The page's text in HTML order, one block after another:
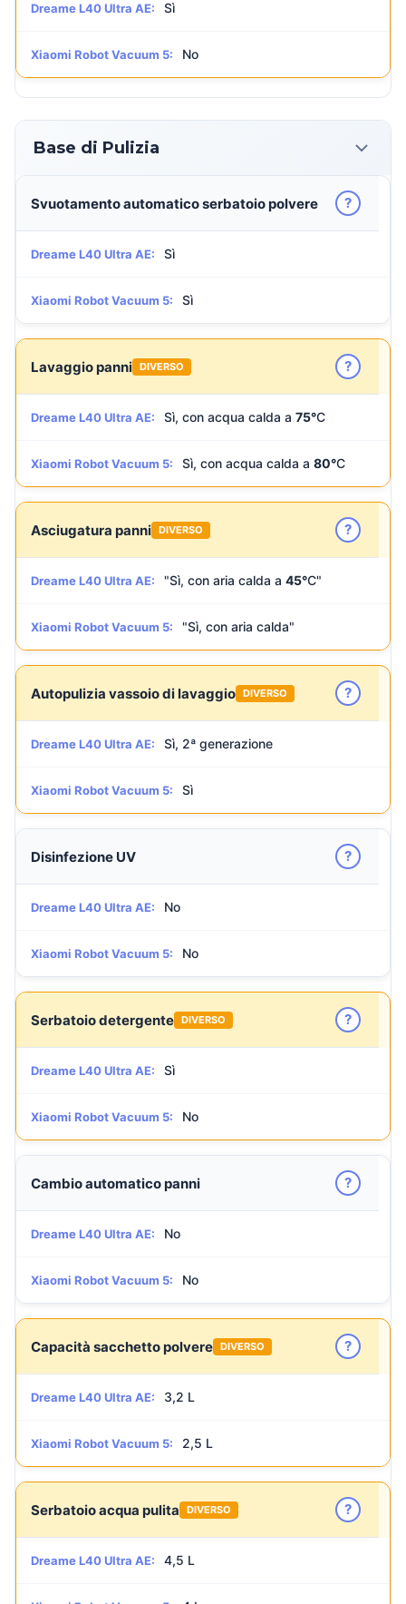
Dreame L40 Ultra AE: Sì
Xiaomi Robot Vacuum 5: No
Base di Pulizia
Svuotamento automatico serbatoio polvere ?
Dreame L40 Ultra AE: Sì
Xiaomi Robot Vacuum 5: Sì
Lavaggio panni DIVERSO ?
Dreame L40 Ultra AE: Sì, con acqua calda a 75°C
Xiaomi Robot Vacuum 5: Sì, con acqua calda a 80°C
Asciugatura panni DIVERSO ?
Dreame L40 Ultra AE: "Sì, con aria calda a 45°C"
Xiaomi Robot Vacuum 5: "Sì, con aria calda"
Autopulizia vassoio di lavaggio DIVERSO ?
Dreame L40 Ultra AE: Sì, 2ª generazione
Xiaomi Robot Vacuum 5: Sì
Disinfezione UV ?
Dreame L40 Ultra AE: No
Xiaomi Robot Vacuum 5: No
Serbatoio detergente DIVERSO ?
Dreame L40 Ultra AE: Sì
Xiaomi Robot Vacuum 5: No
Cambio automatico panni ?
Dreame L40 Ultra AE: No
Xiaomi Robot Vacuum 5: No
Capacità sacchetto polvere DIVERSO ?
Dreame L40 Ultra AE: 3,2 L
Xiaomi Robot Vacuum 5: 2,5 L
Serbatoio acqua pulita DIVERSO ?
Dreame L40 Ultra AE: 4,5 L